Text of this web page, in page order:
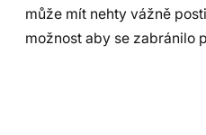
může mít nehty vážně
možnost aby se zabránilo